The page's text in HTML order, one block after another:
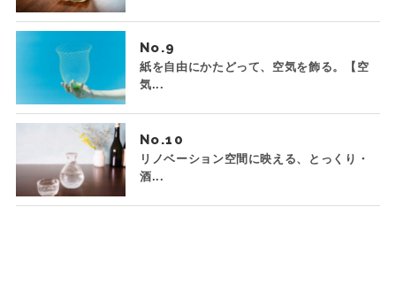
No.
紙を自由にかたどって、空気を飾る。【空
気...
No.
リノベーション空間に映える、とっくり・
酒...